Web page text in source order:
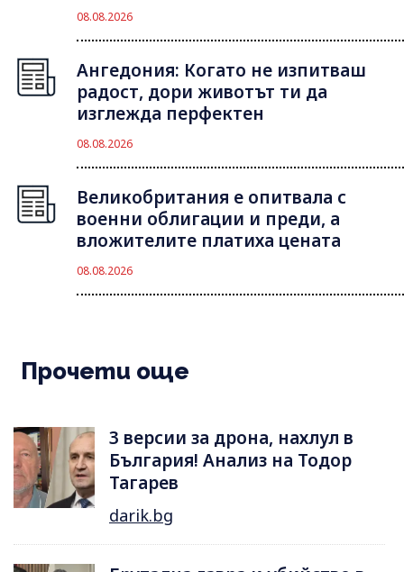
08.08.2026
Ангедония: Когато не изпитваш
радост, дори животът ти да
изглежда перфектен
08.08.2026
Великобритания е опитвала с
военни облигации и преди, а
вложителите платиха цената
08.08.2026
Прочети още
3 версии за дрона, нахлул в
България! Анализ на Тодор
Тагарев
darik.bg